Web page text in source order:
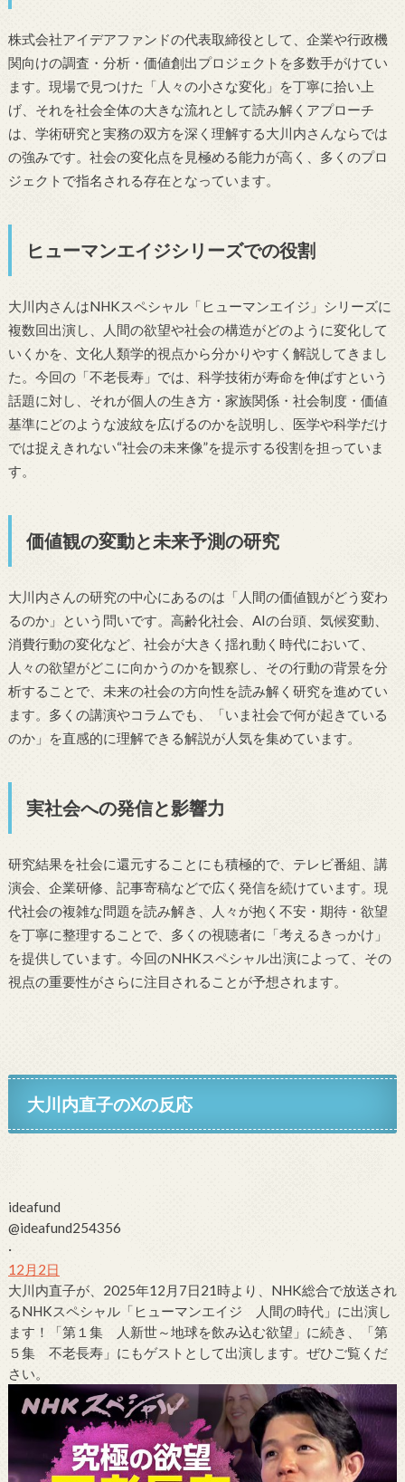
株式会社アイデアファンドの代表取締役として、企業や行政機
関向けの調査・分析・価値創出プロジェクトを多数手がけてい
ます。現場で見つけた「人々の小さな変化」を丁寧に拾い上
げ、それを社会全体の大きな流れとして読み解くアプローチ
は、学術研究と実務の双方を深く理解する大川内さんならでは
の強みです。社会の変化点を見極める能力が高く、多くのプロ
ジェクトで指名される存在となっています。
ヒューマンエイジシリーズでの役割
大川内さんはNHKスペシャル「ヒューマンエイジ」シリーズに
複数回出演し、人間の欲望や社会の構造がどのように変化して
いくかを、文化人類学的視点から分かりやすく解説してきまし
た。今回の「不老長寿」では、科学技術が寿命を伸ばすという
話題に対し、それが個人の生き方・家族関係・社会制度・価値
基準にどのような波紋を広げるのかを説明し、医学や科学だけ
では捉えきれない“社会の未来像”を提示する役割を担っていま
す。
価値観の変動と未来予測の研究
大川内さんの研究の中心にあるのは「人間の価値観がどう変わ
るのか」という問いです。高齢化社会、AIの台頭、気候変動、
消費行動の変化など、社会が大きく揺れ動く時代において、
人々の欲望がどこに向かうのかを観察し、その行動の背景を分
析することで、未来の社会の方向性を読み解く研究を進めてい
ます。多くの講演やコラムでも、「いま社会で何が起きている
のか」を直感的に理解できる解説が人気を集めています。
実社会への発信と影響力
研究結果を社会に還元することにも積極的で、テレビ番組、講
演会、企業研修、記事寄稿などで広く発信を続けています。現
代社会の複雑な問題を読み解き、人々が抱く不安・期待・欲望
を丁寧に整理することで、多くの視聴者に「考えるきっかけ」
を提供しています。今回のNHKスペシャル出演によって、その
視点の重要性がさらに注目されることが予想されます。
大川内直子のXの反応
ideafund
@ideafund254356
·
12月2日
大 川内直子が、2025年12月7日21時より、NHK総合で放送され
るNHKスペシャル「ヒューマンエイジ 人間の時代」に出演し
ます！「第１集 人新世～地球を飲み込む欲望」に続き、「第
５集 不老長寿」にもゲストとして出演します。ぜひご覧くだ
さい。